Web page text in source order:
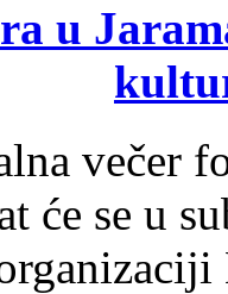
u
večer
će se u